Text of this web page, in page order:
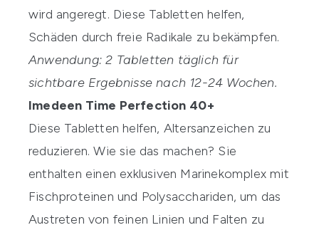
wird angeregt. Diese Tabletten helfen,
Schäden durch freie Radikale zu bekämpfen.
Anwendung: 2 Tabletten täglich für
sichtbare Ergebnisse nach 12-24 Wochen.
Imedeen Time Perfection 40+
Diese Tabletten helfen, Altersanzeichen zu
reduzieren. Wie sie das machen? Sie
enthalten einen exklusiven Marinekomplex mit
Fischproteinen und Polysacchariden, um das
Austreten von feinen Linien und Falten zu